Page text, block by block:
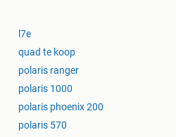
l7e
quad te koop
polaris ranger
polaris 1000
polaris phoenix 200
polaris 570